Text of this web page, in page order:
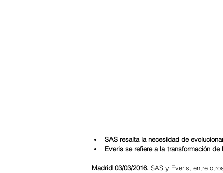
SAS resalta la necesidad de
Everis se refiere a la transformación
Madrid 03/03/2016. SAS y Everis, entre